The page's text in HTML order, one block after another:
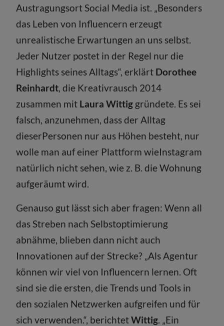
Austragungsort Social Media ist. „Besonders
das Leben von Influencern erzeugt
unrealistische Erwartungen an uns selbst.
Jeder Nutzer postet in der Regel nur die
Highlights seines Alltags“, erklärt Dorothee
Reinhardt, die Kreativrausch 2014
zusammen mit Laura Wittig gründete. Es sei
falsch, anzunehmen, dass der Alltag
dieserPersonen nur aus Höhen besteht, nur
wolle man auf einer Plattform wieInstagram
natürlich nicht sehen, wie z. B. die Wohnung
aufgeräumt wird.
Genauso gut lässt sich aber fragen: Wenn all
das Streben nach Selbstoptimierung
abnähme, blieben dann nicht auch
Innovationen auf der Strecke? „Als Agentur
können wir viel von Influencern lernen. Oft
sind sie die ersten, die Trends und Tools in
den sozialen Netzwerken aufgreifen und für
sich verwenden.“, berichtetWittig. „Ein